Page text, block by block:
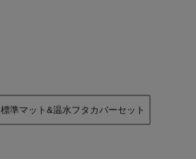
バード(グレージュ)／標準マット＆
標準マット&温水フタカバーセット